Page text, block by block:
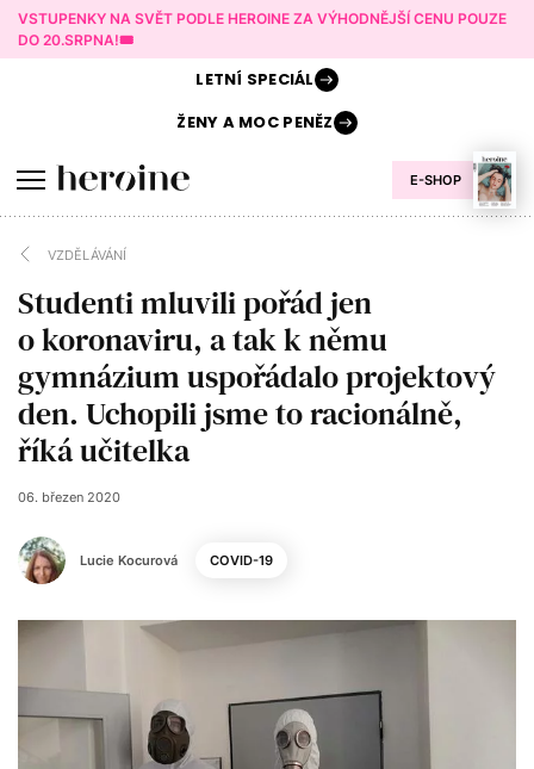
VSTUPENKY NA SVĚT PODLE HEROINE ZA VÝHODNĚJŠÍ CENU POUZE
DO 20.SRPNA!🎟️
E-SHOP
LETNÍ SPECIÁL
ŽENY AMOC PENĚZ
VZDĚLÁVÁNÍ
Studenti mluvili pořád jen
o koronaviru, a tak k němu
gymnázium uspořádalo projektový
den. Uchopili jsme to racionálně,
říká učitelka
Lucie Kocurová
06. březen 2020
COVID-19